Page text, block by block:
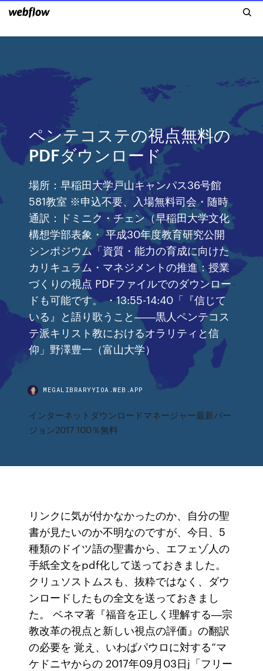
ペンテコステの視点無料の
PDFダウンロード
場所：早稲田大学戸山キャンパス36号館
581教室 ※申込不要、入場無料司会・随時
通訳：ドミニク・チェン（早稲田大学文化
構想学部表象・ 平成30年度教育研究公開
シンポジウム「資質・能力の育成に向けた
カリキュラム・マネジメントの推進：授業
づくりの視点 PDFファイルでのダウンロー
ドも可能です。 ・13:55-14:40「『信じて
いる』と語り歌うこと――黒人ペンテコス
テ派キリスト教におけるオラリティと信
仰」野澤豊一（富山大学）
MEGALIBRARYYIOA.WEB.APP
インターネットダウンロードマネージャー最新バー
ジョン2017 100％無料
リンクに気が付かなかったのか、自分の聖
書が見たいのか不明なのですが、今日、5
種類のドイツ語の聖書から、エフェゾ人の
手紙全文をpdf化して送っておきました。
クリュソストムスも、抜粋ではなく、ダウ
ンロードしたもの全文を送っておきまし
た。 ベネマ著『福音を正しく理解する―宗
教改革の視点と新しい視点の評価』の翻訳
の必要を 覚え、いわばパウロに対する“マ
ケドニヤからの 2017年09月03日j「フリー